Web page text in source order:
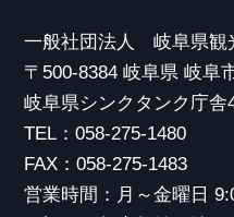
一般社団法人 岐阜県観
〒500-8384 岐阜県 岐阜
岐阜県シンクタンク庁舎
TEL：058-275-1480
FAX：058-275-1483
営業時間：月～金曜日